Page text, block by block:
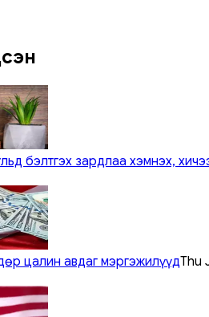
бэлтгэх зардлаа хэмнэх,
цалин авдаг мэргэжилүүдThu